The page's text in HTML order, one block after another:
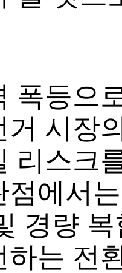
폭등으
거 시장
리스크
점에서
경량
하는 전